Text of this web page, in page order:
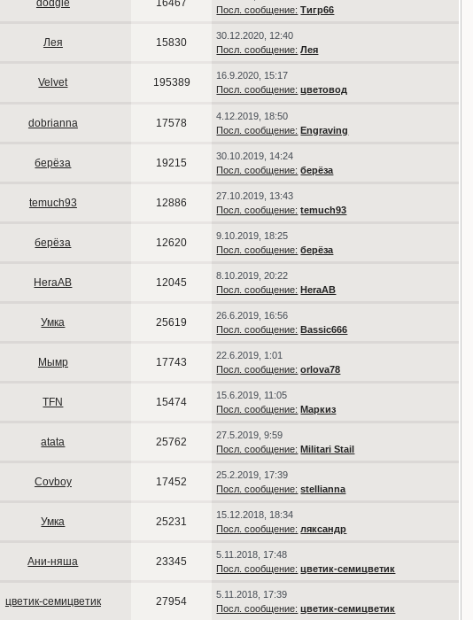
dodgie 16467
Посл. сообщение: Тигр66
Лея 15830
30.12.2020, 12:40
Посл. сообщение: Лея
Velvet 195389
16.9.2020, 15:17
Посл. сообщение: цветовод
dobrianna 17578
4.12.2019, 18:50
Посл. сообщение: Engraving
берёза 19215
30.10.2019, 14:24
Посл. сообщение: берёза
temuch93 12886
27.10.2019, 13:43
Посл. сообщение: temuch93
берёза 12620
9.10.2019, 18:25
Посл. сообщение: берёза
HeraAB 12045
8.10.2019, 20:22
Посл. сообщение: HeraAB
Умка 25619
26.6.2019, 16:56
Посл. сообщение: Bassic666
Мымр 17743
22.6.2019, 1:01
Посл. сообщение: orlova78
TFN 15474
15.6.2019, 11:05
Посл. сообщение: Маркиз
atata 25762
27.5.2019, 9:59
Посл. сообщение: Militari Stail
Covboy 17452
25.2.2019, 17:39
Посл. сообщение: stellianna
Умка 25231
15.12.2018, 18:34
Посл. сообщение: ляксандр
Ани-няша 23345
5.11.2018, 17:48
Посл. сообщение: цветик-семицветик
цветик-семицветик 27954
5.11.2018, 17:39
Посл. сообщение: цветик-семицветик